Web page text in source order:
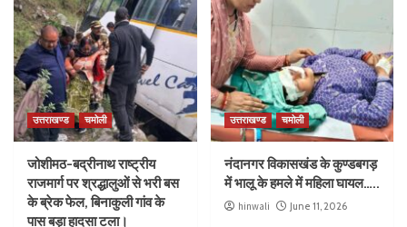
उत्तराखण्ड चमोली
जोशीमठ-बद्रीनाथ राष्ट्रीय
राजमार्ग पर श्रद्धालुओं से भरी बस
के ब्रेक फेल, बिनाकुली गांव के
पास बड़ा हादसा टला।
उत्तराखण्ड चमोली
नंदानगर विकासखंड के कुण्डबगड़
में भालू के हमले में महिला घायल…..
hinwali June 11, 2026